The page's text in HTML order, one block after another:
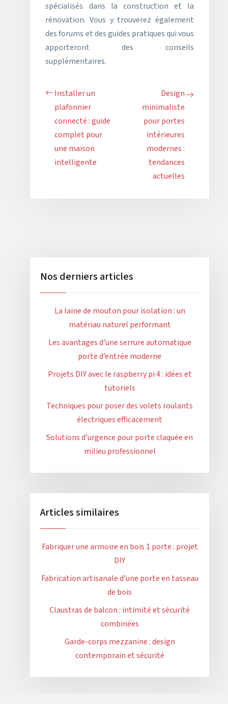
spécialisés dans la construction et la
rénovation. Vous y trouverez également
des forums et des guides pratiques qui vous
apporteront des conseils
supplémentaires.
Installer un
plafonnier
connecté : guide
complet pour
une maison
intelligente
Design
minimaliste
pour portes
intérieures
modernes :
tendances
actuelles
Nos derniers articles
La laine de mouton pour isolation : un
matériau naturel performant
Les avantages d’une serrure automatique
porte d’entrée moderne
Projets DIY avec le raspberry pi 4 : idées et
tutoriels
Techniques pour poser des volets roulants
électriques efficacement
Solutions d’urgence pour porte claquée en
milieu professionnel
Articles similaires
Fabriquer une armoire en bois 1 porte : projet
DIY
Fabrication artisanale d’une porte en tasseau
de bois
Claustras de balcon : intimité et sécurité
combinées
Garde-corps mezzanine : design
contemporain et sécurité